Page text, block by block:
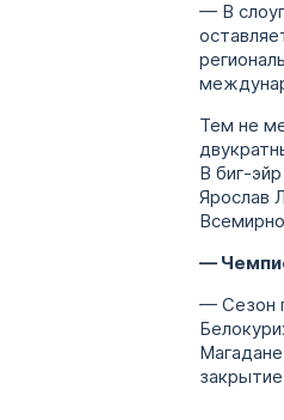
— В
Тем не
В биг-
Ярослав
—
— Сезон